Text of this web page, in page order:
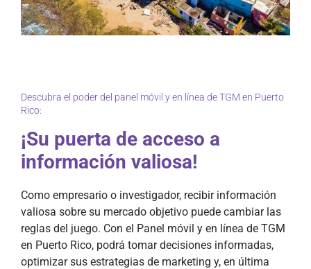
Descubra el poder del panel móvil y en línea de TGM en Puerto
Rico:
¡Su puerta de acceso a
información valiosa!
Como empresario o investigador, recibir información
valiosa sobre su mercado objetivo puede cambiar las
reglas del juego. Con el Panel móvil y en línea de TGM
en Puerto Rico, podrá tomar decisiones informadas,
optimizar sus estrategias de marketing y, en última